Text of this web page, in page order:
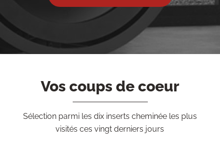
Vos coups de coeur
Sélection parmi les dix inserts cheminée les plus
visités ces vingt derniers jours